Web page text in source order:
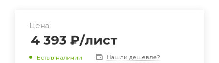
Цена:
4 393 ₽/лист
Есть в наличии Нашли дешевле?